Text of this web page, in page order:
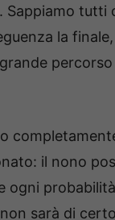
tutti
la
il nono
ogni
sarà di